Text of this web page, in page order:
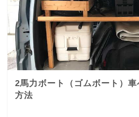
2馬力ボート（ゴムボート）
方法